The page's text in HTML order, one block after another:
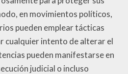
en movimientos políticos,
pueden emplear tácticas
cualquier intento de alterar el
pueden manifestarse en
judicial o incluso